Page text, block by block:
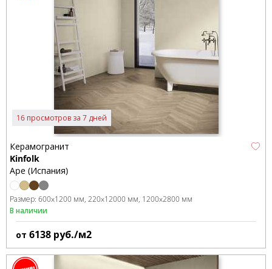
16 просмотров за 7 дней
Керамогранит
Kinfolk
Ape (Испания)
Размер: 600x1200 мм 220x12000 мм 1200x2800 мм
В наличии
от 6138 руб./м2